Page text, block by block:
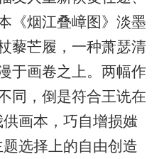
《烟江叠嶂图》淡墨
藜芒履，一种萧瑟清
于画卷之上。两幅作
同，倒是符合王诜在
画本，巧自增损媸
选择上的自由创造